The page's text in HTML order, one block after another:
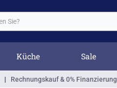
Küche Sale
| Rechnungskauf & 0% Finanzierung